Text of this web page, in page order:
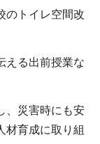
のトイレ空間改
える出前授業な
、災害時にも安
材育成に取り組